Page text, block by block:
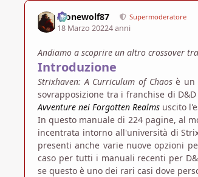
Alonewolf87 Supermoderatore
18 Marzo 20224 anni
Andiamo a scoprire un altro crossover
Introduzione
Strixhaven: A Curriculum of Chaosè un
sovrapposizione tra i franchise di
Avventure nei Forgotten Realms uscito
In questo manuale di 224 pagine, al
incentrata intorno all'università di
presenti anche varie nuove opzioni
caso per tutti i manuali recenti per
se questo è uno dei rari casi dove